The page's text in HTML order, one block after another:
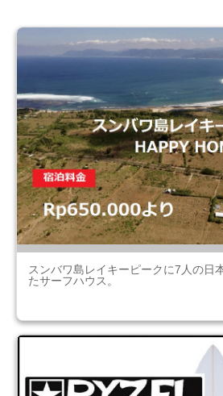
スンバワ島レイキーピークに7人の日
たサーフハウス。